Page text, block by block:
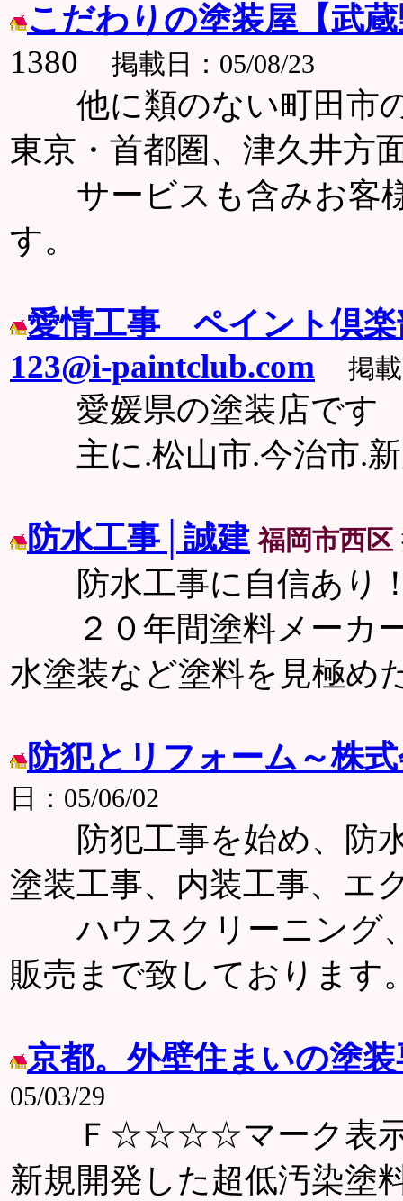
こだわりの塗装屋【武
1380
掲載日：05/08/23
他に類のない町田市の
東京・首都圏、津久井方
サービスも含みお客様
す。
愛情工事 ペイント倶楽
123@i-paintclub.com
掲
愛媛県の塗装店です
主に.松山市.今治市.新
防水工事│誠建 福岡市西区
防水工事に自信あり
２０年間塗料メーカー
水塗装など塗料を見極め
防犯とリフォーム～株
日：05/06/02
防犯工事を始め、防水
塗装工事、内装工事、エ
ハウスクリーニング、
販売まで致しております
京都。外壁住まいの塗
05/03/29
Ｆ☆☆☆☆マーク表示製
新規開発した超低汚染塗